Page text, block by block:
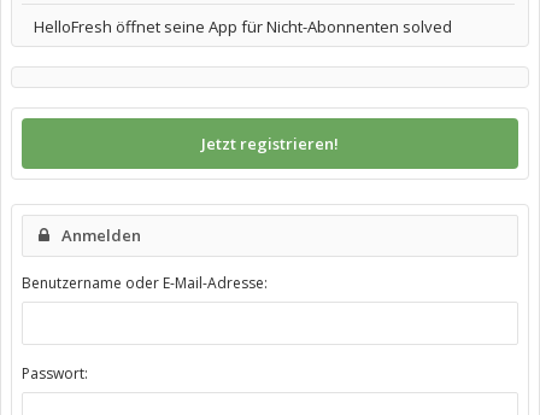
HelloFresh öffnet seine App für Nicht-Abonnenten solved
Jetzt registrieren!
Anmelden
Benutzername oder E-Mail-Adresse:
Passwort: